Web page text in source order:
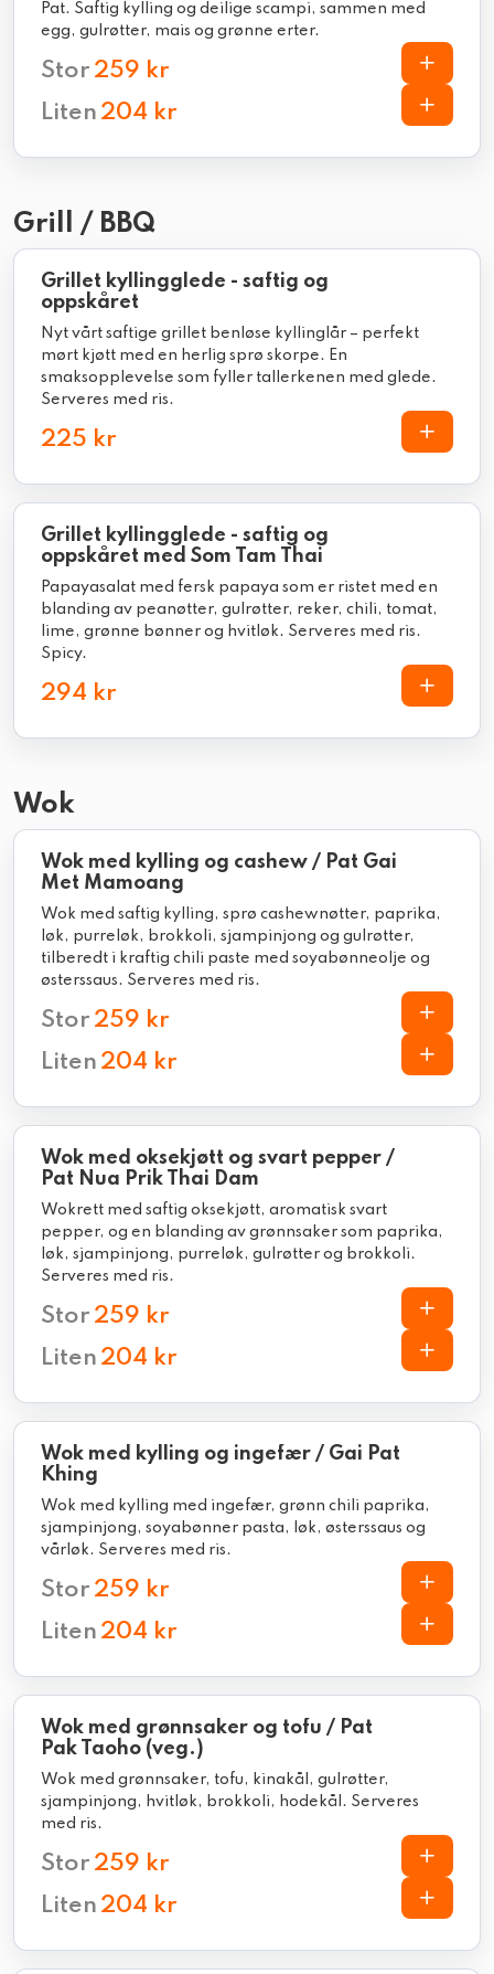
Pat. Saftig kylling og deilige scampi, sammen med
egg, gulrøtter, mais og grønne erter.
Stor 259 kr
Liten 204 kr
Grill / BBQ
Grillet kyllingglede - saftig og
oppskåret
Nyt vårt saftige grillet benløse kyllinglår – perfekt
mørt kjøtt med en herlig sprø skorpe. En
smaksopplevelse som fyller tallerkenen med glede.
Serveres med ris.
225 kr
Grillet kyllingglede - saftig og
oppskåret med Som Tam Thai
Papayasalat med fersk papaya som er ristet med en
blanding av peanøtter, gulrøtter, reker, chili, tomat,
lime, grønne bønner og hvitløk. Serveres med ris.
Spicy.
294 kr
Wok
Wok med kylling og cashew / Pat Gai
Met Mamoang
Wok med saftig kylling, sprø cashewnøtter, paprika,
løk, purreløk, brokkoli, sjampinjong og gulrøtter,
tilberedt i kraftig chili paste med soyabønneolje og
østerssaus. Serveres med ris.
Stor 259 kr
Liten 204 kr
Wok med oksekjøtt og svart pepper /
Pat Nua Prik Thai Dam
Wokrett med saftig oksekjøtt, aromatisk svart
pepper, og en blanding av grønnsaker som paprika,
løk, sjampinjong, purreløk, gulrøtter og brokkoli.
Serveres med ris.
Stor 259 kr
Liten 204 kr
Wok med kylling og ingefær / Gai Pat
Khing
Wok med kylling med ingefær, grønn chili paprika,
sjampinjong, soyabønner pasta, løk, østerssaus og
vårløk. Serveres med ris.
Stor 259 kr
Liten 204 kr
Wok med grønnsaker og tofu / Pat
Pak Taoho (veg.)
Wok med grønnsaker, tofu, kinakål, gulrøtter,
sjampinjong, hvitløk, brokkoli, hodekål. Serveres
med ris.
Stor 259 kr
Liten 204 kr